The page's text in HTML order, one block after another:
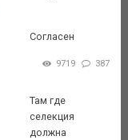
Согласен
9719 387
Там где
селекция
должна